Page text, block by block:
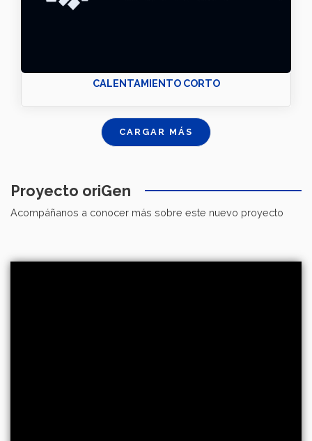
CALENTAMIENTO CORTO
CARGAR MÁS
Proyecto oriGen
Acompáñanos a conocer más sobre este nuevo proyecto